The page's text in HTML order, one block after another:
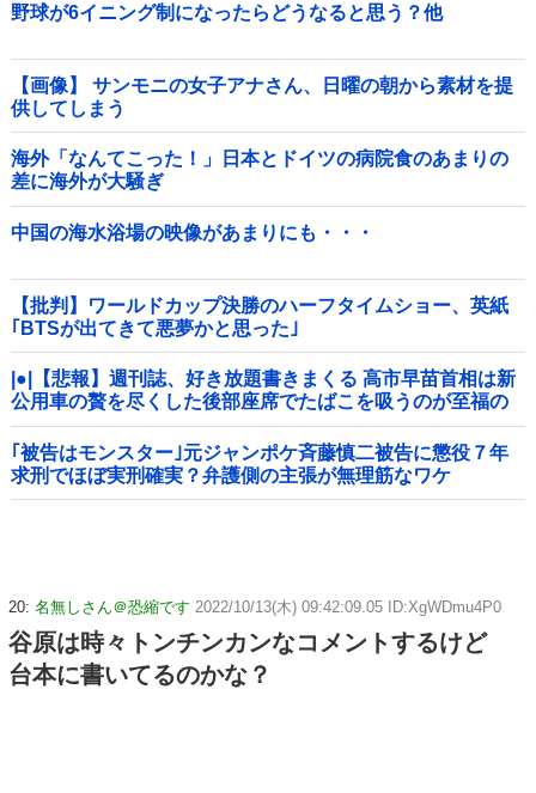
野球が6イニング制になったらどうなると思う？他
【画像】 サンモニの女子アナさん、日曜の朝から素材を提
供してしまう
海外「なんてこった！」日本とドイツの病院食のあまりの
差に海外が大騒ぎ
中国の海水浴場の映像があまりにも・・・
【批判】ワールドカップ決勝のハーフタイムショー、英紙
｢BTSが出てきて悪夢かと思った｣
|●|【悲報】週刊誌、好き放題書きまくる 高市早苗首相は新
公用車の贅を尽くした後部座席でたばこを吸うのが至福の
時間「どんどん延びる乗車時間」
｢被告はモンスター｣元ジャンポケ斉藤慎二被告に懲役７年
求刑でほぼ実刑確実？弁護側の主張が無理筋なワケ
20: 名無しさん＠恐縮です 2022/10/13(木) 09:42:09.05 ID:XgWDmu4P0
谷原は時々トンチンカンなコメントするけど
台本に書いてるのかな？